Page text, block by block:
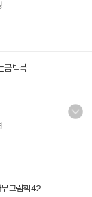
곰 빅북
그림책 42